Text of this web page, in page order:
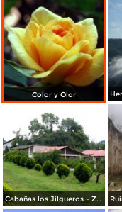
Color y Olor
Cabañas los Jilgueros - Zacatlán